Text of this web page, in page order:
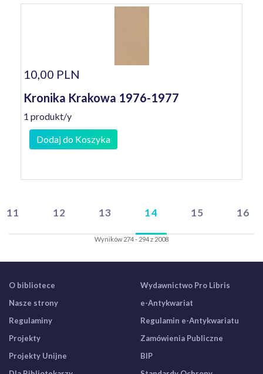
10,00 PLN
Kronika Krakowa 1976-1977
1 produkt/y
Dodaj do Koszyka
11 12 13 14 15 16
Wyników 274 - 294 z 2008
O bibliotece
Nasze strony
Regulaminy
Projekty
Projekty Unijne
Wydawnictwo Pro Libris
e-Antykwariat
Regulamin e-Antykwariatu
Zamówienia Publiczne
BIP